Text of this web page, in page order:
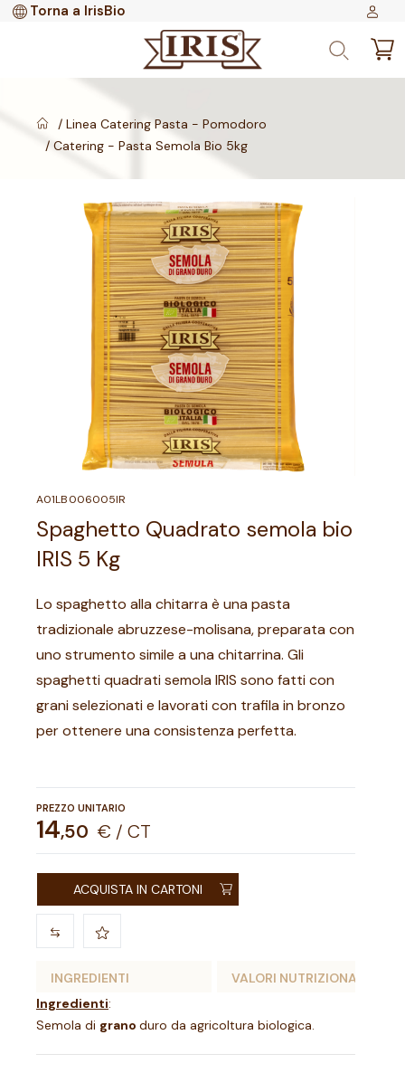
Torna a IrisBio
Linea Catering Pasta - Pomodoro
Catering - Pasta Semola Bio 5kg
A01LB006005IR
Spaghetto Quadrato semola bio
IRIS 5 Kg
Lo spaghetto alla chitarra è una pasta
tradizionale abruzzese-molisana, preparata con
uno strumento simile a una chitarrina. Gli
spaghetti quadrati semola IRIS sono fatti con
grani selezionati e lavorati con trafila in bronzo
per ottenere una consistenza perfetta.
PREZZO UNITARIO
14,50 € / CT
ACQUISTA IN CARTONI
INGREDIENTI
VALORI NUTRIZIONALI
Ingredienti:
Semola di grano duro da agricoltura biologica.